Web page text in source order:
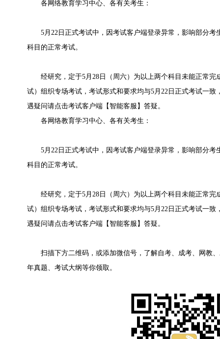
各网络教育学习中心、各有关考生：
5月22日正式考试中，因考试客户端登录异常，影响部分考
科目的正常考试。
经研究，定于5月28日（周六）为以上两个科目未能正常完
试）组织专场考试，考试形式和要求均与5月22日正式考试一
遇疑问请点击考试客户端【智能客服】答疑。
各网络教育学习中心、各有关考生：
5月22日正式考试中，因考试客户端登录异常，影响部分考
科目的正常考试。
经研究，定于5月28日（周六）为以上两个科目未能正常完
试）组织专场考试，考试形式和要求均与5月22日正式考试一
遇疑问请点击考试客户端【智能客服】答疑。
扫描下方二维码，或添加微信号，了解自考、成考、网教、
年真题、考试大纲等你领取。